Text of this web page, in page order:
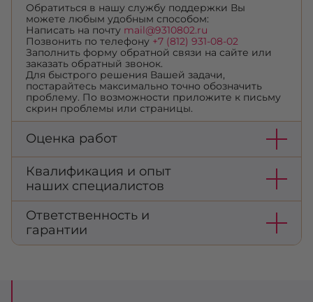
Обратиться в нашу службу поддержки Вы
можете любым удобным способом:
Написать на почту mail@9310802.ru
Позвонить по телефону +7 (812) 931-08-02
Заполнить форму обратной связи на сайте или
заказать обратный звонок.
Для быстрого решения Вашей задачи,
постарайтесь максимально точно обозначить
проблему. По возможности приложите к письму
скрин проблемы или страницы.
Оценка работ
Квалификация и опыт
наших специалистов
Ответственность и
гарантии